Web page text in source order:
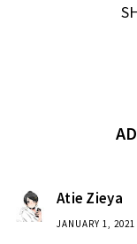
Atie Zieya
JANUARY 1, 2021